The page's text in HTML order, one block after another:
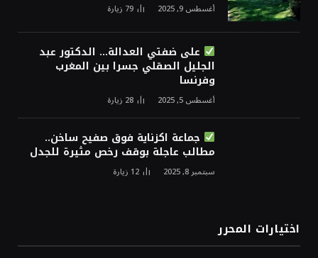
أغسطس 9, 2025 79 زيارة
على ضفتي العدالة… الدكتور عبد
الجليل الصقلي جسرا بين المغرب
وفرنسا
أغسطس 5, 2025 28 زيارة
جماعة اكزناية فوق صفيح ساخن..
مطالب عاجلة بوقف رخص مثيرة للجدل
سبتمبر 8, 2025 12 زيارة
اختيارات المحرر